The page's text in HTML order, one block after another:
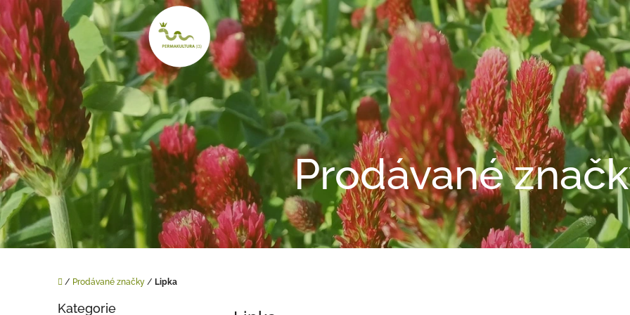
obsah
Prodávané
Domů
/ Prodávané značky / Lipka
Přeskočit
Kategorie